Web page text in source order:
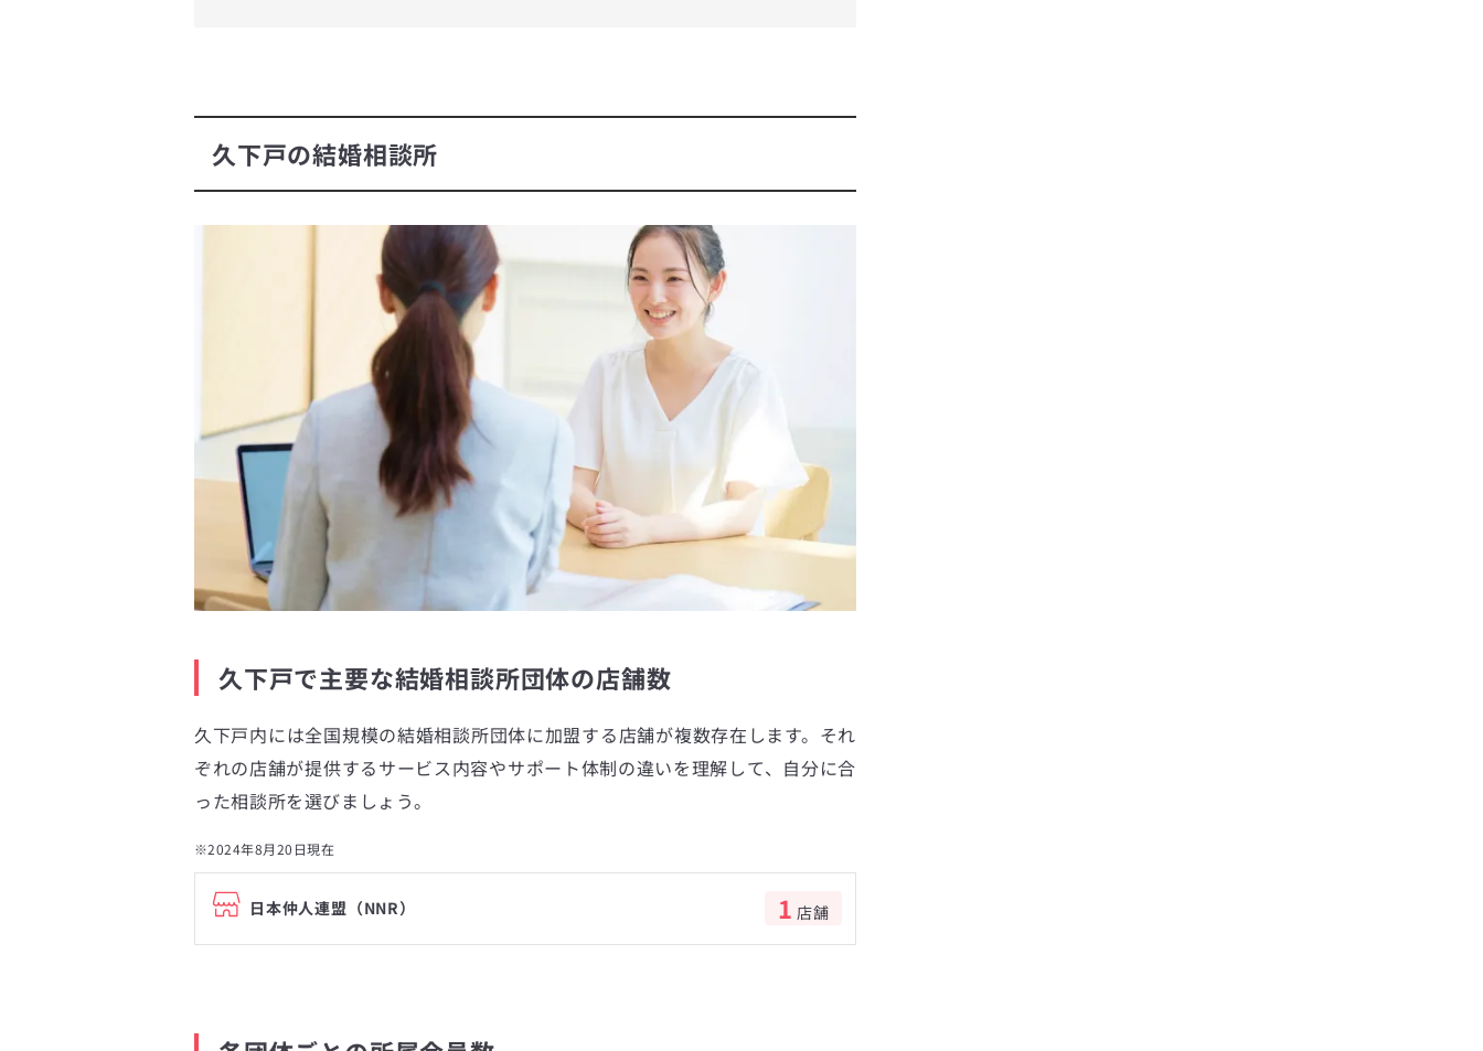
久下戸の結婚相談所
久下戸で主要な結婚相談所団体の店舗数
久下戸内には全国規模の結婚相談所団体に加盟する店舗が複数存在します。それ
ぞれの店舗が提供するサービス内容やサポート体制の違いを理解して、自分に合
った相談所を選びましょう。
※2024年8月20日現在
日本仲人連盟（NNR） 1 店舗